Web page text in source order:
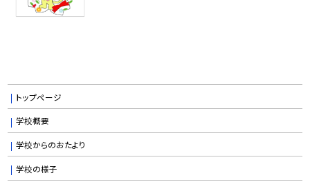
トップページ
学校概要
学校からのおたより
学校の様子